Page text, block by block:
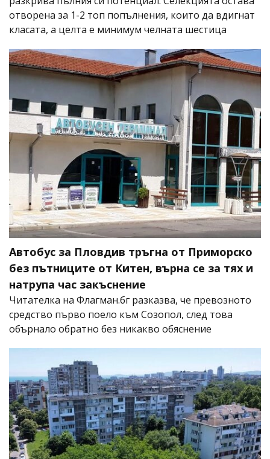
отворена за 1-2 топ попълнения, които да вдигнат
класата, а целта е минимум челната шестица
Автобус за Пловдив тръгна от Приморско
без пътниците от Китен, върна се за тях и
натрупа час закъснение
Читателка на Флагман.бг разказва, че превозното
средство първо поело към Созопол, след това
обърнало обратно без никакво обяснение